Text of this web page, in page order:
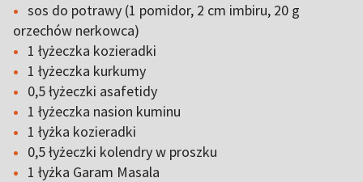
sos do potrawy (1 pomidor, 2 cm imbiru, 20 g
orzechów nerkowca)
1 łyżeczka kozieradki
1 łyżeczka kurkumy
0,5 łyżeczki asafetidy
1 łyżeczka nasion kuminu
1 łyżka kozieradki
0,5 łyżeczki kolendry w proszku
1 łyżka Garam Masala